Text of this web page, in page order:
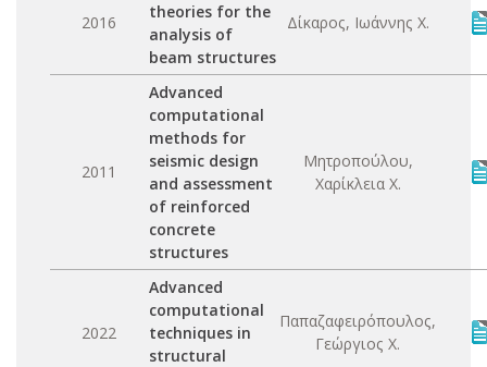
2016
theories for the
analysis of
beam structures
Δίκαρος, Ιωάννης Χ.
2011
Advanced
computational
methods for
seismic design
and assessment
of reinforced
concrete
structures
Μητροπούλου,
Χαρίκλεια Χ.
2022
Advanced
computational
techniques in
structural
Παπαζαφειρόπουλος,
Γεώργιος Χ.